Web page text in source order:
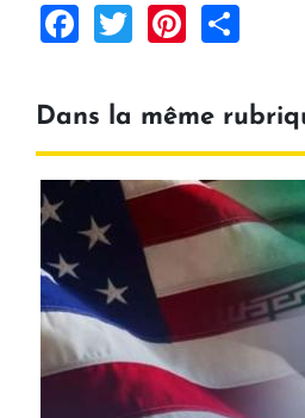
Facebook
Twitter
Dans la même